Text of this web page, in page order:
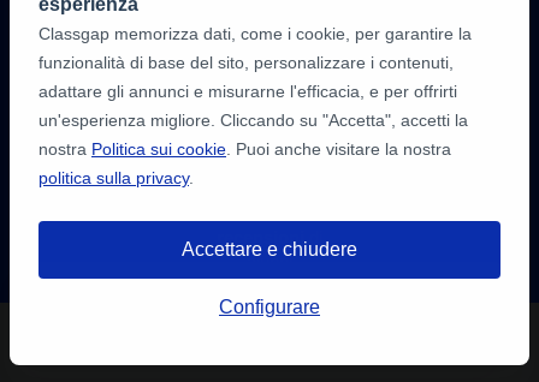
di 20 minuti per trovare un insegnante.
recensioni di
alunni
esperienza
Classgap memorizza dati, come i cookie, per garantire la
funzionalità di base del sito, personalizzare i contenuti,
adattare gli annunci e misurarne l'efficacia, e per offrirti
un'esperienza migliore. Cliccando su "Accetta", accetti la
nostra Politica sui cookie . Puoi anche visitare la nostra
politica sulla privacy.
Accettare e chiudere
Configurare